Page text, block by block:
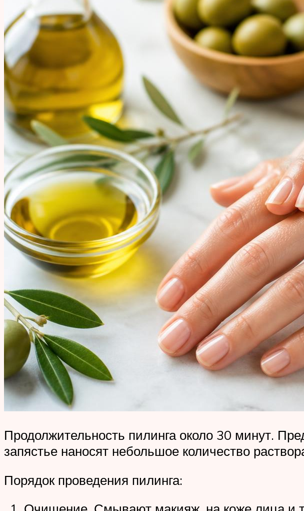
Продолжительность пилинга около 30 минут.
запястье наносят небольшое количество
Порядок проведения пилинга: